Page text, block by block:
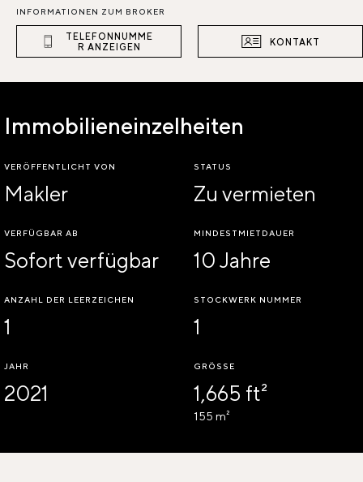
INFORMATIONEN ZUM BROKER
TELEFONNUMME
R ANZEIGEN
KONTAKT
Immobilieneinzelheiten
VERÖFFENTLICHT VON
Makler
STATUS
Zu vermieten
VERFÜGBAR AB
Sofort verfügbar
MINDESTMIETDAUER
10 Jahre
ANZAHL DER LEERZEICHEN
1
STOCKWERK NUMMER
1
JAHR
2021
GRÖSSE
1,665 ft²
155 m²